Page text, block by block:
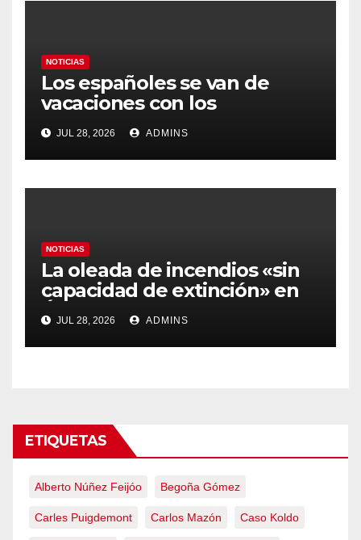
NOTICIAS
Los españoles se van de
vacaciones con los
carburantes hasta un 21%
más caros que el año pasado
y los hoteles disparados
JUL 28, 2026 ADMINS
NOTICIAS
La oleada de incendios «sin
capacidad de extinción» en
Ávila y al oeste de Madrid
obliga a declarar la
emergencia nacional
JUL 28, 2026 ADMINS
ETIQUETAS
Alberto Núñez Feijóo Begoña Gómez
Carles Puigdemont Carlos Mazón Caso Koldo